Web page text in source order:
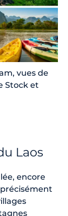
vues de
Stock et
Laos
encore